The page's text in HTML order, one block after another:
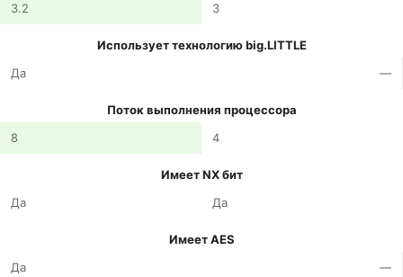
3.2
3
Использует технологию big.LITTLE
Да
—
Поток выполнения процессора
8
4
Имеет NX бит
Да
Да
Имеет AES
Да
—